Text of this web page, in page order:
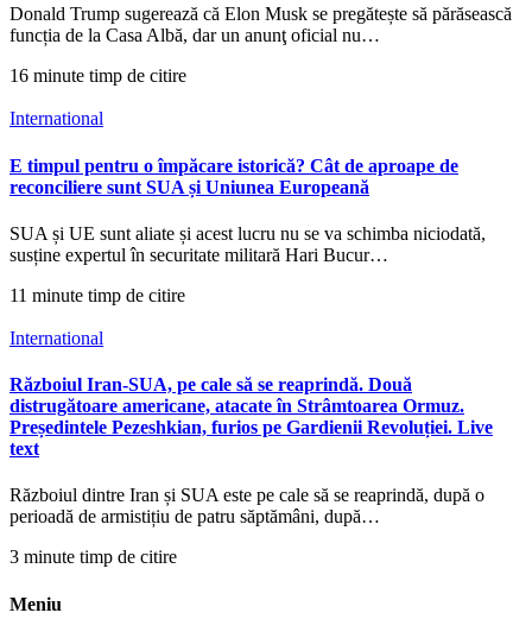
Donald Trump sugerează că Elon Musk se pregătește să părăsească
funcția de la Casa Albă, dar un anunţ oficial nu…
16 minute timp de citire
International
E timpul pentru o împăcare istorică? Cât de aproape de
reconciliere sunt SUA și Uniunea Europeană
SUA și UE sunt aliate și acest lucru nu se va schimba niciodată,
susține expertul în securitate militară Hari Bucur…
11 minute timp de citire
International
Războiul Iran-SUA, pe cale să se reaprindă. Două
distrugătoare americane, atacate în Strâmtoarea Ormuz.
Președintele Pezeshkian, furios pe Gardienii Revoluției. Live
text
Războiul dintre Iran și SUA este pe cale să se reaprindă, după o
perioadă de armistițiu de patru săptămâni, după…
3 minute timp de citire
Meniu